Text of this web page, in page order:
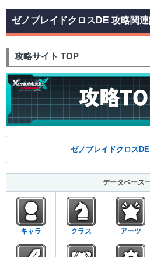
ゼノブレイドクロスDE 攻略関
攻略サイト TOP
ゼノブレイドクロス
データベース
キャラ クラス アーツ